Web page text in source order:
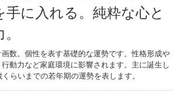
手に入れる。純粋な心と
数。個性を表す基礎的な運勢です。性格形成や
動力など家庭環境に影響されます。主に誕生し
らいまでの若年期の運勢を表します。